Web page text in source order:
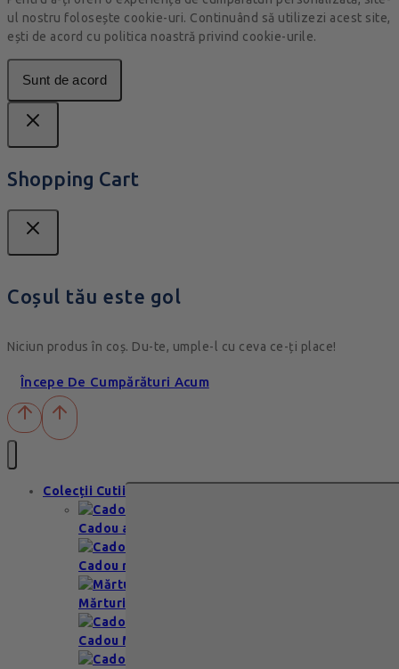
ul nostru folosește cookie-uri. Continuând să utilizezi acest site,
ești de acord cu politica noastră privind cookie-urile.
Sunt de acord
Shopping Cart
Coșul tău este gol
Niciun produs în coș. Du-te, umple-l cu ceva ce-ți place!
Începe De Cumpărături Acum
Colecții Cutii
Cadou aniversare
Cadou romantic
Mărturii nuntă & botez
Cadou Multumesc